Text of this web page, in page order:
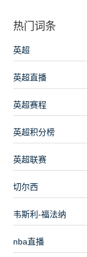
热门词条
英超
英超直播
英超赛程
英超积分榜
英超联赛
切尔西
韦斯利-福法纳
nba直播